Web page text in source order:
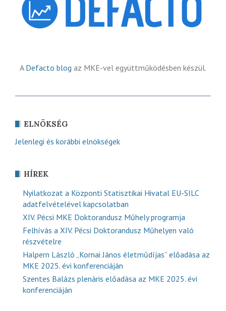
A Defacto blog az MKE-vel együttműködésben készül.
ELNÖKSÉG
Jelenlegi és korábbi elnökségek
HÍREK
Nyilatkozat a Központi Statisztikai Hivatal EU-SILC
adatfelvételével kapcsolatban
XIV. Pécsi MKE Doktorandusz Műhely programja
Felhívás a XIV. Pécsi Doktorandusz Műhelyen való
részvételre
Halpern László „Kornai János életműdíjas” előadása az
MKE 2025. évi konferenciáján
Szentes Balázs plenáris előadása az MKE 2025. évi
konferenciáján